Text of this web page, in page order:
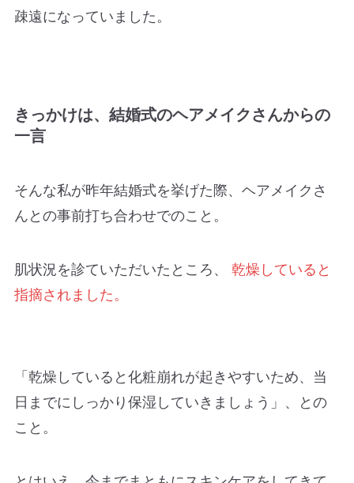
疎遠になっていました。
きっかけは、結婚式のヘアメイクさんからの
一言
そんな私が昨年結婚式を挙げた際、ヘアメイクさ
んとの事前打ち合わせでのこと。
肌状況を診ていただいたところ、 乾燥していると
指摘されました。
「乾燥していると化粧崩れが起きやすいため、当
日までにしっかり保湿していきましょう」、との
こと。